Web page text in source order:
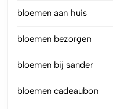
bloemen aan huis
bloemen bezorgen
bloemen bij sander
bloemen cadeaubon